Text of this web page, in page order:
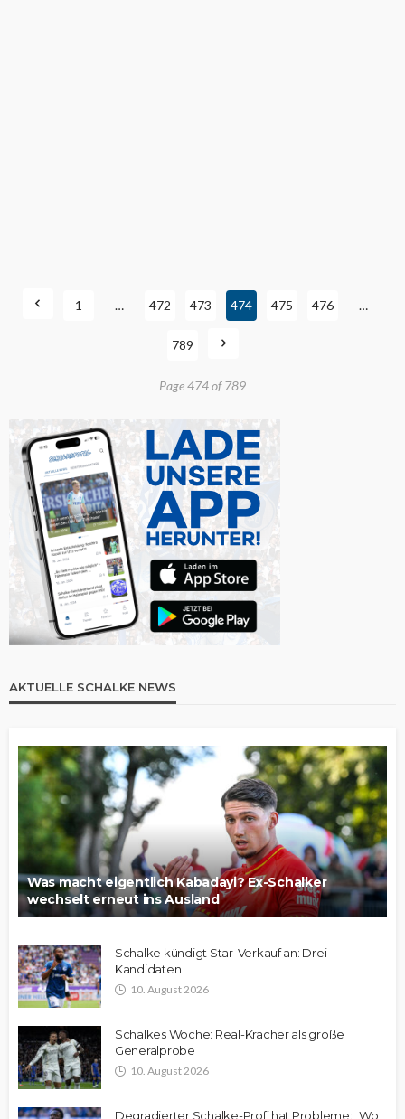
1 … 472 473 474 475 476 …
789
Page 474 of 789
AKTUELLE SCHALKE NEWS
Was macht eigentlich Kabadayi? Ex-Schalker
wechselt erneut ins Ausland
Schalke kündigt Star-Verkauf an: Drei
Kandidaten
10. August 2026
Schalkes Woche: Real-Kracher als große
Generalprobe
10. August 2026
Degradierter Schalke-Profi hat Probleme: „Wo